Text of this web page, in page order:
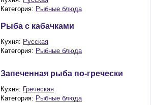
Категория: Рыбные блюда
Рыба с кабачками
Кухня: Русская
Категория: Рыбные блюда
Запеченная рыба по-гречески
Кухня: Греческая
Категория: Рыбные блюда